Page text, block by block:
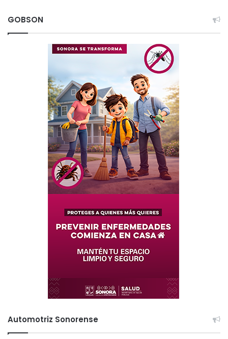
GOBSON
Automotriz Sonorense